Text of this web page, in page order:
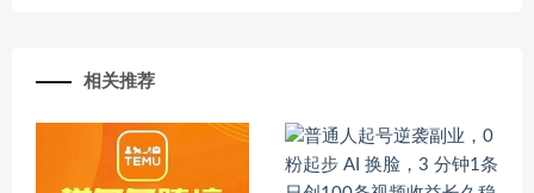
相关推荐